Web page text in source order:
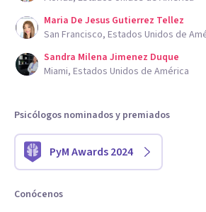
Maria De Jesus Gutierrez Tellez
San Francisco, Estados Unidos de
Sandra Milena Jimenez Duque
Miami, Estados Unidos de América
Psicólogos nominados y premiados
PyM Awards 2024
Conócenos